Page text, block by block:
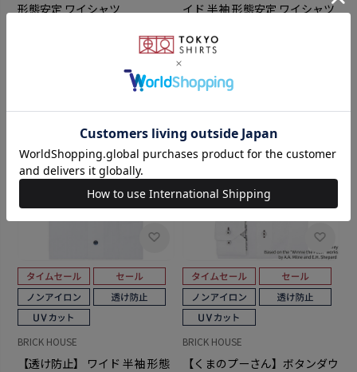
形態安定 ワイシャツ
(36%OFF)
イド 半袖 形態安定 ワイシャツ
BRICK HOUSE
【透け防止】 ワイド 半袖 形態
BRICK HOUSE
【くまのプーさん】ボタンダウ